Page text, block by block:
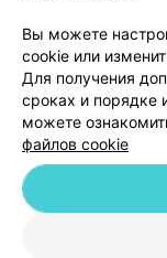
© 2026 ООО «Артокс
Вы можете
cookie или
Для получения
сроках и порядке
можете
файлов cookie